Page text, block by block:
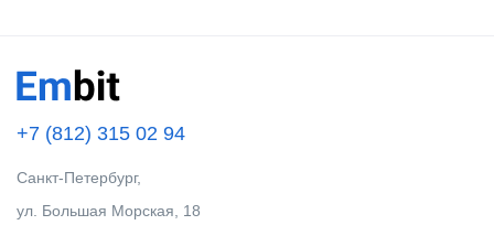
+7 (812) 315 02 94
Санкт-Петербург,
ул. Большая Морская, 18